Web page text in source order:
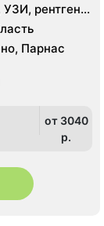
рентген
Парнас
от 3040
p.